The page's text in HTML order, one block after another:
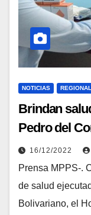
NOTICIAS
Brindan
Pedro del
16/12/2022
Prensa MPPS-.
de salud
Bolivariano, el